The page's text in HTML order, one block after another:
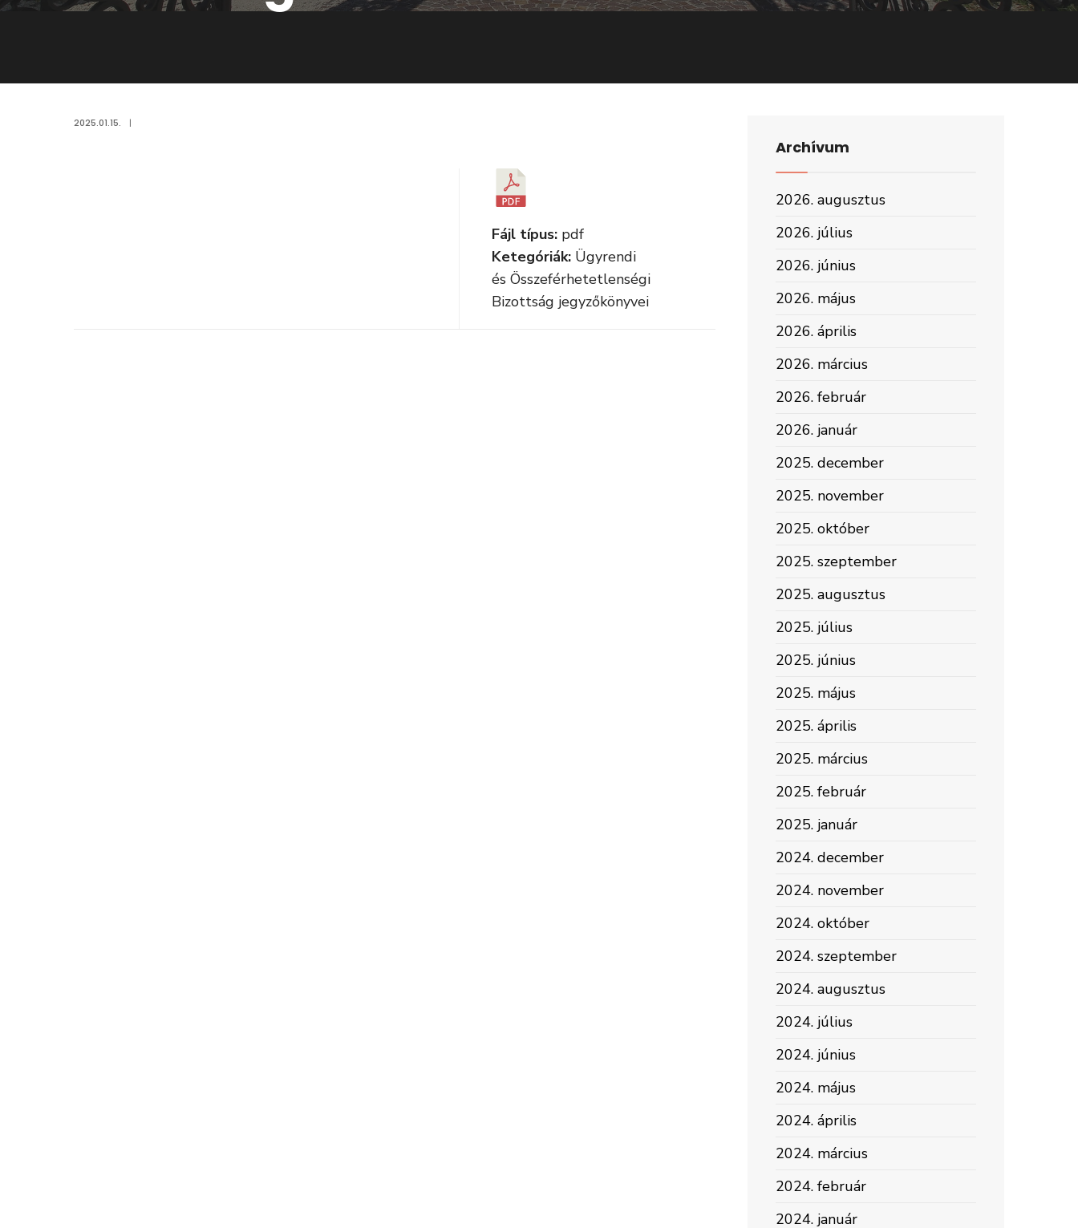
2025.01.15. |
Fájl típus: pdf
Ketegóriák: Ügyrendi
és Összeférhetetlenségi
Bizottság jegyzőkönyvei
Archívum
2026. augusztus
2026. július
2026. június
2026. május
2026. április
2026. március
2026. február
2026. január
2025. december
2025. november
2025. október
2025. szeptember
2025. augusztus
2025. július
2025. június
2025. május
2025. április
2025. március
2025. február
2025. január
2024. december
2024. november
2024. október
2024. szeptember
2024. augusztus
2024. július
2024. június
2024. május
2024. április
2024. március
2024. február
2024. január